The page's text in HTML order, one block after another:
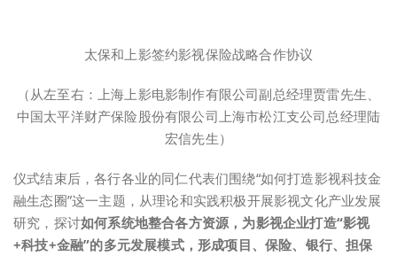
太保和上影签约影视保险战略合作协议
（从左至右：上海上影电影制作有限公司副总经理贾雷先生、
中国太平洋财产保险股份有限公司上海市松江支公司总经理陆
宏信先生）
仪式结束后，各行各业的同仁代表们围绕“如何打造影视科技金
融生态圈”这一主题，从理论和实践积极开展影视文化产业发展
研究，探讨如何系统地整合各方资源，为影视企业打造“影视
+科技+金融”的多元发展模式，形成项目、保险、银行、担保